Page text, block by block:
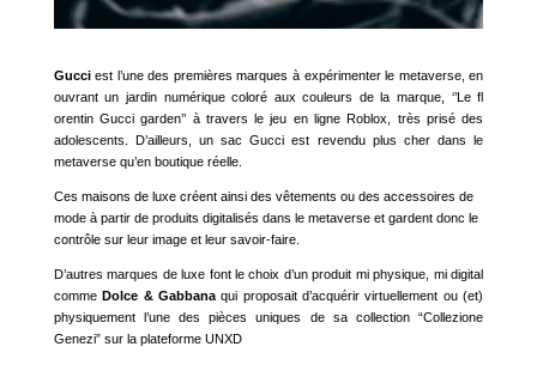
Gucciest l’une des premières marques à expérimenter le metaverse, en
ouvrant un jardin numérique coloré aux couleurs de la marque, ‘’Le fl
orentin Gucci garden’’ à travers le jeu en ligne Roblox, très prisé des
adolescents. D’ailleurs, un sac Gucci est revendu plus cher dans le
metaverse qu’en boutique réelle.
Ces maisons de luxe créent ainsi des vêtements ou des accessoires de
mode à partir de produits digitalisés dans le metaverse et gardent donc le
contrôle sur leur image et leur savoir-faire.
D’autres marques de luxe font le choix d’un produit mi physique, mi digital
commeDolce & Gabbanaqui proposait d’acquérir virtuellement ou (et)
physiquement l’une des pièces uniques de sa collection “Collezione
Genezi” sur la plateforme UNXD